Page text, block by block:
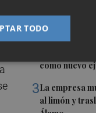
ponen 'Sal
Pinatar
2La calle
pavimento:
como nuevo
3La empresa
al limón y
TODO